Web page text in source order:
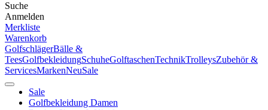
Suche
Anmelden
Merkliste
Warenkorb
GolfschlägerBälle &
TeesGolfbekleidungSchuheGolftaschenTechnikTrolleysZubehör &
ServicesMarkenNeuSale
Sale
Golfbekleidung Damen